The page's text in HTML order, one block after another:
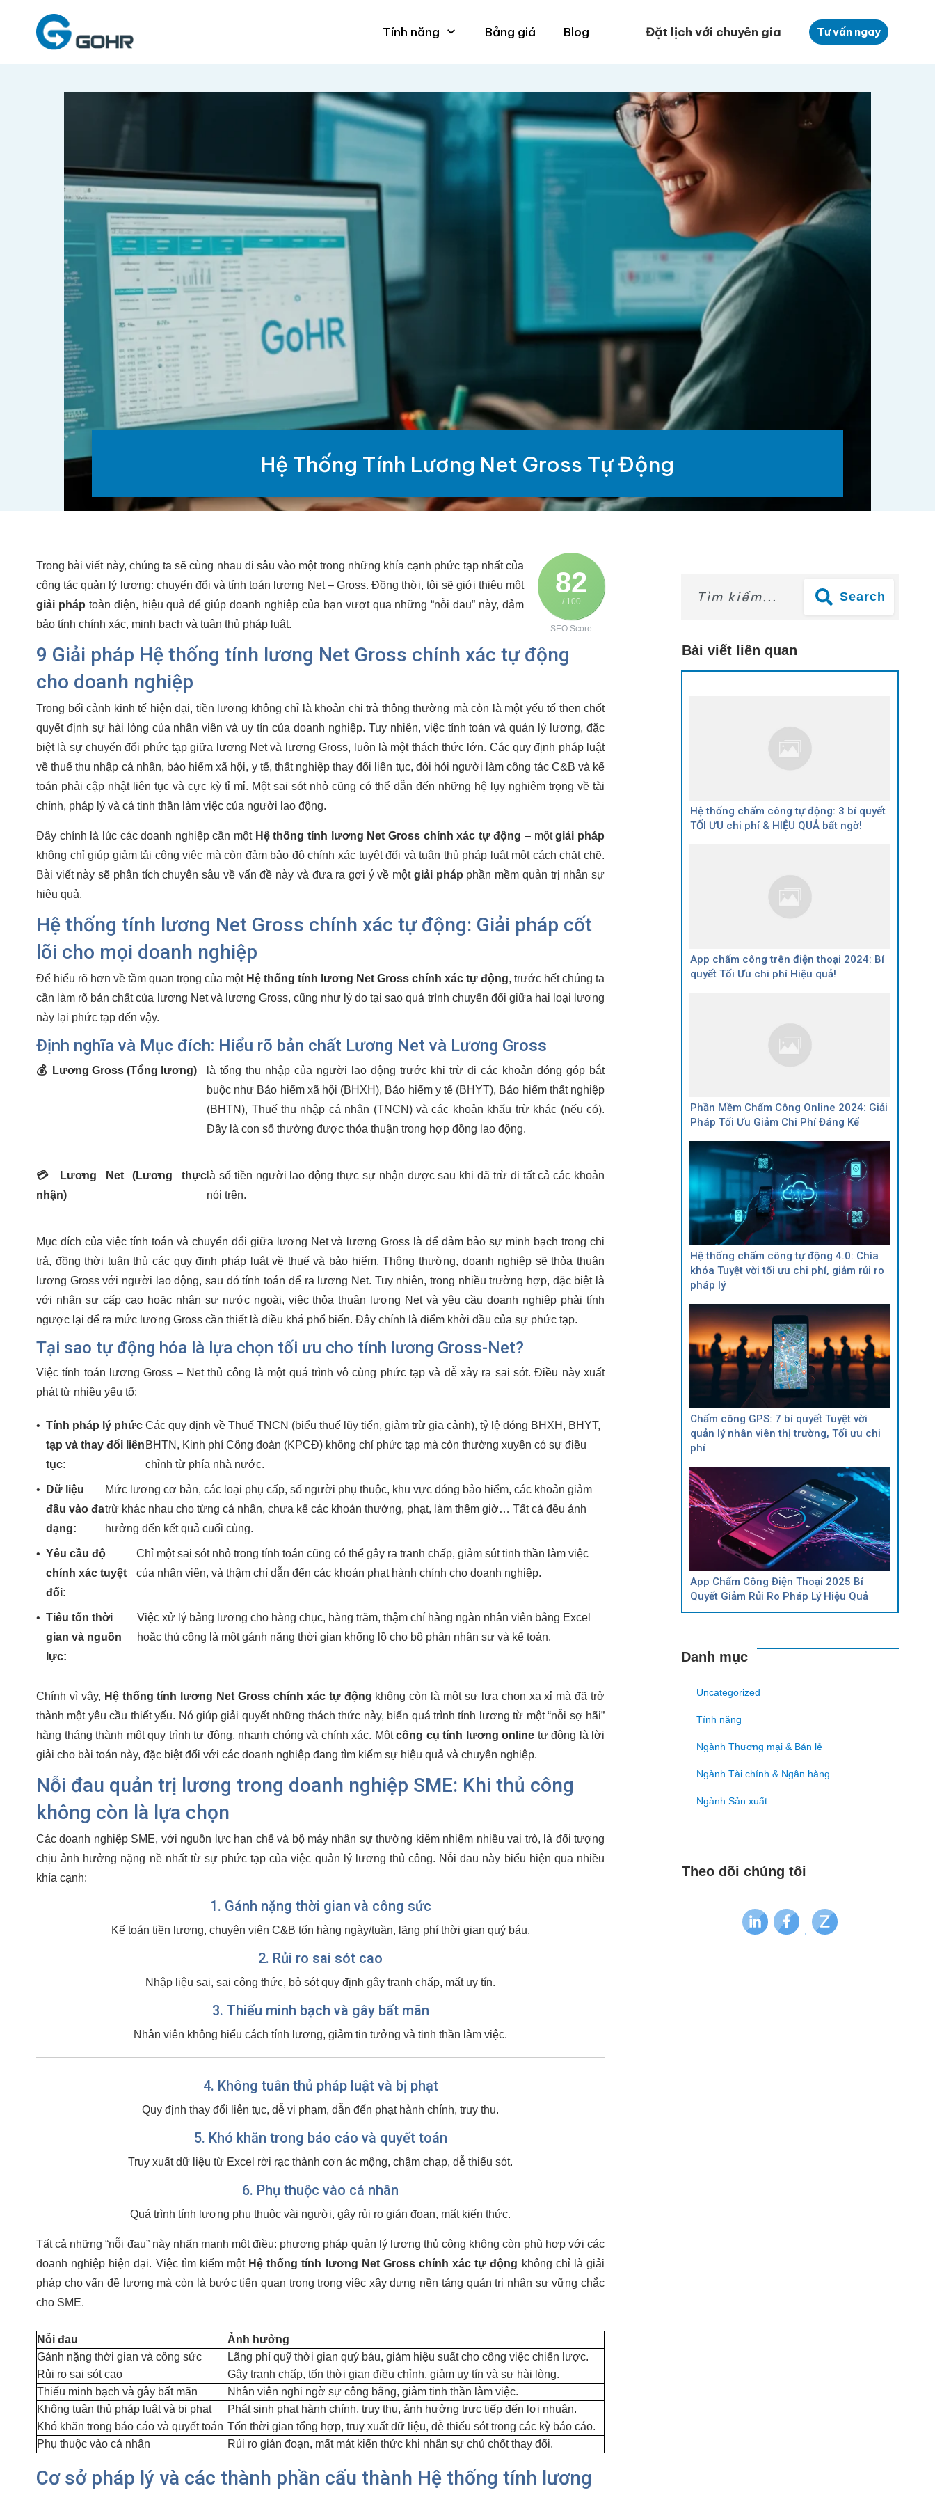
Tính năng Bảng giá Blog Đặt lịch với chuyên gia Tư vấn ngay
Hệ Thống Tính Lương Net Gross Tự Động
82
/ 100
SEO Score
Trong bài viết này, chúng ta sẽ cùng nhau đi sâu vào một trong những khía cạnh phức tạp nhất của
công tác quản lý lương: chuyển đổi và tính toán lương Net – Gross. Đồng thời, tôi sẽ giới thiệu một
giải pháp toàn diện, hiệu quả để giúp doanh nghiệp của bạn vượt qua những “nỗi đau” này, đảm
bảo tính chính xác, minh bạch và tuân thủ pháp luật.
9 Giải pháp Hệ thống tính lương Net Gross chính xác tự động
cho doanh nghiệp
Trong bối cảnh kinh tế hiện đại, tiền lương không chỉ là khoản chi trả thông thường mà còn là một yếu tố then chốt
quyết định sự hài lòng của nhân viên và uy tín của doanh nghiệp. Tuy nhiên, việc tính toán và quản lý lương, đặc
biệt là sự chuyển đổi phức tạp giữa lương Net và lương Gross, luôn là một thách thức lớn. Các quy định pháp luật
về thuế thu nhập cá nhân, bảo hiểm xã hội, y tế, thất nghiệp thay đổi liên tục, đòi hỏi người làm công tác C&B và kế
toán phải cập nhật liên tục và cực kỳ tỉ mỉ. Một sai sót nhỏ cũng có thể dẫn đến những hệ lụy nghiêm trọng về tài
chính, pháp lý và cả tinh thần làm việc của người lao động.
Đây chính là lúc các doanh nghiệp cần một Hệ thống tính lương Net Gross chính xác tự động – mộtgiải pháp
không chỉ giúp giảm tải công việc mà còn đảm bảo độ chính xác tuyệt đối và tuân thủ pháp luật một cách chặt chẽ.
Bài viết này sẽ phân tích chuyên sâu về vấn đề này và đưa ra gợi ý về một giải pháp phần mềm quản trị nhân sự
hiệu quả.
Hệ thống tính lương Net Gross chính xác tự động: Giải pháp cốt
lõi cho mọi doanh nghiệp
Để hiểu rõ hơn về tầm quan trọng của một Hệ thống tính lương Net Gross chính xác tự động, trước hết chúng ta
cần làm rõ bản chất của lương Net và lương Gross, cũng như lý do tại sao quá trình chuyển đổi giữa hai loại lương
này lại phức tạp đến vậy.
Định nghĩa và Mục đích: Hiểu rõ bản chất Lương Net và Lương Gross
💰 Lương Gross (Tổng lương)
là tổng thu nhập của người lao động trước khi trừ đi các khoản đóng góp bắt
buộc như Bảo hiểm xã hội (BHXH), Bảo hiểm y tế (BHYT), Bảo hiểm thất nghiệp
(BHTN), Thuế thu nhập cá nhân (TNCN) và các khoản khấu trừ khác (nếu có).
Đây là con số thường được thỏa thuận trong hợp đồng lao động.
💳
Lương Net (Lương thực
nhận)
là số tiền người lao động thực sự nhận được sau khi đã trừ đi tất cả các khoản
nói trên.
Mục đích của việc tính toán và chuyển đổi giữa lương Net và lương Gross là để đảm bảo sự minh bạch trong chi
trả, đồng thời tuân thủ các quy định pháp luật về thuế và bảo hiểm. Thông thường, doanh nghiệp sẽ thỏa thuận
lương Gross với người lao động, sau đó tính toán để ra lương Net. Tuy nhiên, trong nhiều trường hợp, đặc biệt là
với nhân sự cấp cao hoặc nhân sự nước ngoài, việc thỏa thuận lương Net và yêu cầu doanh nghiệp phải tính
ngược lại để ra mức lương Gross cần thiết là điều khá phổ biến. Đây chính là điểm khởi đầu của sự phức tạp.
Tại sao tự động hóa là lựa chọn tối ưu cho tính lương Gross-Net?
Việc tính toán lương Gross – Net thủ công là một quá trình vô cùng phức tạp và dễ xảy ra sai sót. Điều này xuất
phát từ nhiều yếu tố:
• Tính pháp lý phức
tạp và thay đổi liên
tục:
Các quy định về Thuế TNCN (biểu thuế lũy tiến, giảm trừ gia cảnh), tỷ lệ đóng BHXH, BHYT,
BHTN, Kinh phí Công đoàn (KPCĐ) không chỉ phức tạp mà còn thường xuyên có sự điều
chỉnh từ phía nhà nước.
•
Dữ liệu
đầu vào đa
dạng:
Mức lương cơ bản, các loại phụ cấp, số người phụ thuộc, khu vực đóng bảo hiểm, các khoản giảm
trừ khác nhau cho từng cá nhân, chưa kể các khoản thưởng, phạt, làm thêm giờ… Tất cả đều ảnh
hưởng đến kết quả cuối cùng.
• Yêu cầu độ
chính xác tuyệt
đối:
Chỉ một sai sót nhỏ trong tính toán cũng có thể gây ra tranh chấp, giảm sút tinh thần làm việc
của nhân viên, và thậm chí dẫn đến các khoản phạt hành chính cho doanh nghiệp.
• Tiêu tốn thời
gian và nguồn
lực:
Việc xử lý bảng lương cho hàng chục, hàng trăm, thậm chí hàng ngàn nhân viên bằng Excel
hoặc thủ công là một gánh nặng thời gian khổng lồ cho bộ phận nhân sự và kế toán.
Chính vì vậy, Hệ thống tính lương Net Gross chính xác tự động không còn là một sự lựa chọn xa xỉ mà đã trở
thành một yêu cầu thiết yếu. Nó giúp giải quyết những thách thức này, biến quá trình tính lương từ một “nỗi sợ hãi”
hàng tháng thành một quy trình tự động, nhanh chóng và chính xác. Mộtcông cụ tính lương online tự động là lời
giải cho bài toán này, đặc biệt đối với các doanh nghiệp đang tìm kiếm sự hiệu quả và chuyên nghiệp.
Nỗi đau quản trị lương trong doanh nghiệp SME: Khi thủ công
không còn là lựa chọn
Các doanh nghiệp SME, với nguồn lực hạn chế và bộ máy nhân sự thường kiêm nhiệm nhiều vai trò, là đối tượng
chịu ảnh hưởng nặng nề nhất từ sự phức tạp của việc quản lý lương thủ công. Nỗi đau này biểu hiện qua nhiều
khía cạnh:
1. Gánh nặng thời gian và công sức
Kế toán tiền lương, chuyên viên C&B tốn hàng ngày/tuần, lãng phí thời gian quý báu.
2. Rủi ro sai sót cao
Nhập liệu sai, sai công thức, bỏ sót quy định gây tranh chấp, mất uy tín.
3. Thiếu minh bạch và gây bất mãn
Nhân viên không hiểu cách tính lương, giảm tin tưởng và tinh thần làm việc.
4. Không tuân thủ pháp luật và bị phạt
Quy định thay đổi liên tục, dễ vi phạm, dẫn đến phạt hành chính, truy thu.
5. Khó khăn trong báo cáo và quyết toán
Truy xuất dữ liệu từ Excel rời rạc thành cơn ác mộng, chậm chạp, dễ thiếu sót.
6. Phụ thuộc vào cá nhân
Quá trình tính lương phụ thuộc vài người, gây rủi ro gián đoạn, mất kiến thức.
Tất cả những “nỗi đau” này nhấn mạnh một điều: phương pháp quản lý lương thủ công không còn phù hợp với các
doanh nghiệp hiện đại. Việc tìm kiếm một Hệ thống tính lương Net Gross chính xác tự động không chỉ là giải
pháp cho vấn đề lương mà còn là bước tiến quan trọng trong việc xây dựng nền tảng quản trị nhân sự vững chắc
cho SME.
Nỗi đau
Ảnh hưởng
Gánh nặng thời gian và công sức
Lãng phí quỹ thời gian quý báu, giảm hiệu suất cho công việc chiến lược.
Rủi ro sai sót cao
Gây tranh chấp, tốn thời gian điều chỉnh, giảm uy tín và sự hài lòng.
Thiếu minh bạch và gây bất mãn
Nhân viên nghi ngờ sự công bằng, giảm tinh thần làm việc.
Không tuân thủ pháp luật và bị phạt
Phát sinh phạt hành chính, truy thu, ảnh hưởng trực tiếp đến lợi nhuận.
Khó khăn trong báo cáo và quyết toán Tốn thời gian tổng hợp, truy xuất dữ liệu, dễ thiếu sót trong các kỳ báo cáo.
Phụ thuộc vào cá nhân
Rủi ro gián đoạn, mất mát kiến thức khi nhân sự chủ chốt thay đổi.
Cơ sở pháp lý và các thành phần cấu thành Hệ thống tính lương
Search
Bài viết liên quan
Hệ thống chấm công tự động: 3 bí quyết
TỐI ƯU chi phí & HIỆU QUẢ bất ngờ!
App chấm công trên điện thoại 2024: Bí
quyết Tối Ưu chi phí Hiệu quả!
Phần Mềm Chấm Công Online 2024: Giải
Pháp Tối Ưu Giảm Chi Phí Đáng Kể
Hệ thống chấm công tự động 4.0: Chìa
khóa Tuyệt vời tối ưu chi phí, giảm rủi ro
pháp lý
Chấm công GPS: 7 bí quyết Tuyệt vời
quản lý nhân viên thị trường, Tối ưu chi
phí
App Chấm Công Điện Thoại 2025 Bí
Quyết Giảm Rủi Ro Pháp Lý Hiệu Quả
Danh mục
Uncategorized
Tính năng
Ngành Thương mại & Bán lẻ
Ngành Tài chính & Ngân hàng
Ngành Sản xuất
Theo dõi chúng tôi